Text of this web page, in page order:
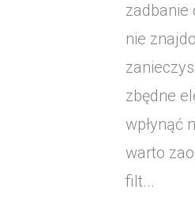
zadbanie
nie
zbędne
wpłynąć
warto
filt...